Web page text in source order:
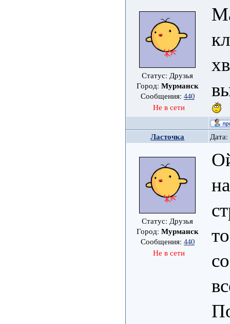
Статус: Друзья
Город: Мурманск
Сообщения: 440
Не в сети
Ласточка
Статус: Друзья
Город: Мурманск
Сообщения: 440
Не в сети